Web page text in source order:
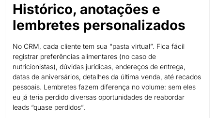
Histórico, anotações e
lembretes personalizados
No CRM, cada cliente tem sua “pasta virtual”. Fica fácil
registrar preferências alimentares (no caso de
nutricionistas), dúvidas jurídicas, endereços de entrega,
datas de aniversários, detalhes da última venda, até recados
pessoais. Lembretes fazem diferença no volume: sem eles
eu já teria perdido diversas oportunidades de reabordar
leads “quase perdidos”.